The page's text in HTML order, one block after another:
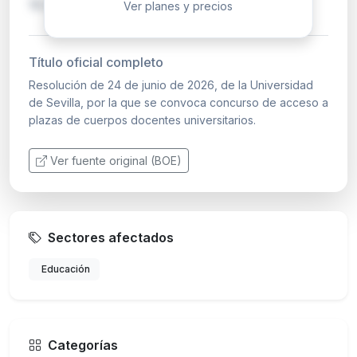
Ver planes y precios
Título oficial completo
Resolución de 24 de junio de 2026, de la Universidad
de Sevilla, por la que se convoca concurso de acceso a
plazas de cuerpos docentes universitarios.
Ver fuente original (BOE)
Sectores afectados
Educación
Categorías